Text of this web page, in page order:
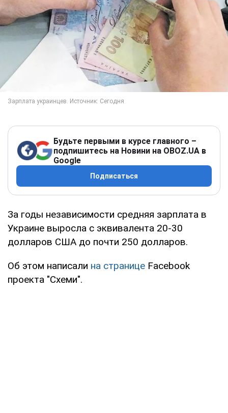
Будьте первыми в курсе главного –
подпишитесь на Новини на OBOZ.UA в
Google
Подписаться
За годы независимости средняя зарплата в
Украине выросла с эквивалента 20-30
долларов США до почти 250 долларов.
Об этом написали на странице Facebook
проекта "Схеми".